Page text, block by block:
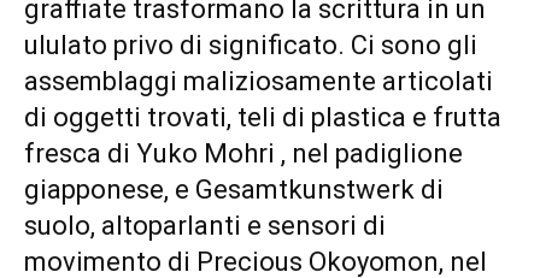
graffiate trasformano la scrittura in un
ululato privo di significato. Ci sono gli
assemblaggi maliziosamente articolati
di oggetti trovati, teli di plastica e frutta
fresca di Yuko Mohri , nel padiglione
giapponese, e Gesamtkunstwerk di
suolo, altoparlanti e sensori di
movimento di Precious Okoyomon, nel